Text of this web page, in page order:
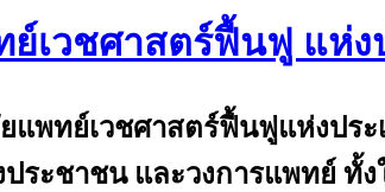
เวชศาสตร์ฟื้นฟู แห่ง
แพทย์เวชศาสตร์ฟื้นฟูแห่งปร
ระชาชน และวงการแพทย์ ทั้ง